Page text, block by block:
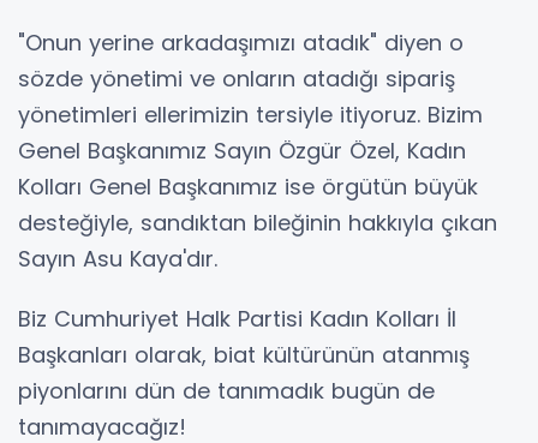
"Onun yerine arkadaşımızı atadık" diyen o
sözde yönetimi ve onların atadığı sipariş
yönetimleri ellerimizin tersiyle itiyoruz. Bizim
Genel Başkanımız Sayın Özgür Özel, Kadın
Kolları Genel Başkanımız ise örgütün büyük
desteğiyle, sandıktan bileğinin hakkıyla çıkan
Sayın Asu Kaya'dır.
Biz Cumhuriyet Halk Partisi Kadın Kolları İl
Başkanları olarak, biat kültürünün atanmış
piyonlarını dün de tanımadık bugün de
tanımayacağız!